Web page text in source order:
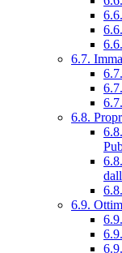
6.7.
6.8.
6.9.